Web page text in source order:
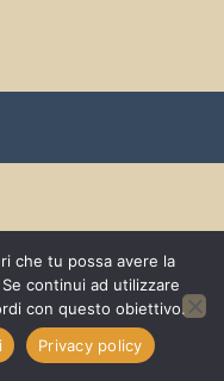
che tu possa avere la
continui ad utilizzare
con questo obiettivo.
Privacy policy